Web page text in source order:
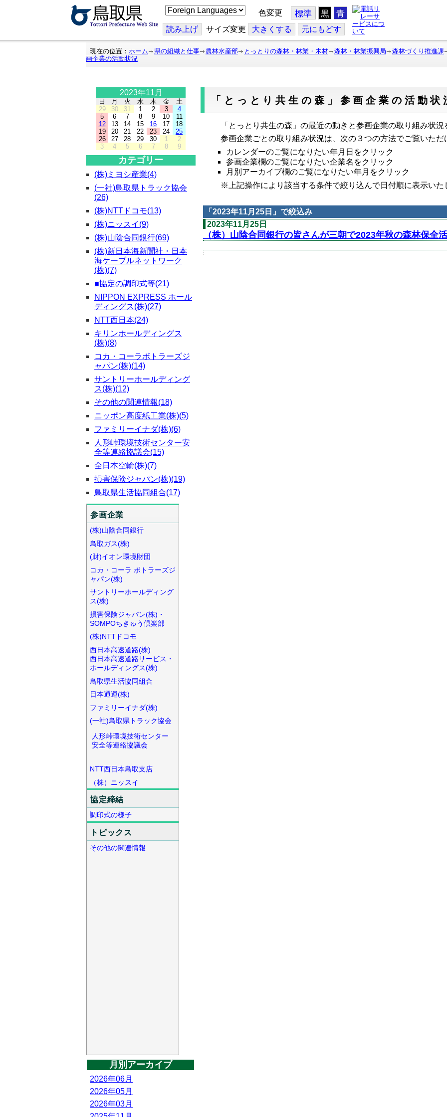
こ
の
ジ
を
翻
色変更 標準 黒 青
読み上げ サイズ変更 大きくする 元にもどす
現在の位置： ホーム 県の組織と仕事 農林水産部 とっとりの森林・林業・木材 森林・林業振興局 森林づくり推進課
画企業の活動状況
2023年11月
日 月 火 水 木 金
土
29
30 31 1 2 3
4
5
6 7 8 9 10
11
12
13 14 15 16 17
18
19
20 21 22 23 24
25
26
27 28 29 30 1
2
3
4 5 6 7 8 9
カテゴリー
(株)ミヨシ産業(4)
(一社)鳥取県トラック協会
(26)
(株)NTTドコモ(13)
(株)ニッスイ(9)
(株)山陰合同銀行(69)
(株)新日本海新聞社・日本
海ケーブルネットワーク
(株)(7)
■協定の調印式等(21)
NIPPON EXPRESS ホール
ディングス(株)(27)
NTT西日本(24)
キリンホールディングス
(株)(8)
コカ・コーラボトラーズジ
ャパン(株)(14)
サントリーホールディング
ス(株)(12)
その他の関連情報(18)
ニッポン高度紙工業(株)(5)
ファミリーイナダ(株)(6)
人形峠環境技術センター安
全等連絡協議会(15)
全日本空輸(株)(7)
損害保険ジャパン(株)(19)
鳥取県生活協同組合(17)
参画企業
(株)山陰合同銀行
鳥取ガス(株)
(財)イオン環境財団
コカ・コーラ ボトラーズジ
ャパン(株)
サントリーホールディング
ス(株)
損害保険ジャパン(株)・
SOMPOちきゅう倶楽部
(株)NTTドコモ
西日本高速道路(株)
西日本高速道路サービス・
ホールディングス(株)
鳥取県生活協同組合
日本通運(株)
ファミリーイナダ(株)
(一社)鳥取県トラック協会
人形峠環境技術センター
安全等連絡協議会
NTT西日本鳥取支店
（株）ニッスイ
協定締結
調印式の様子
トピックス
その他の関連情報
月別アーカイブ
2026年06月
2026年05月
2026年03月
「とっとり共生の森」参画企業の活動状
「とっとり共生の森」の最近の動きと参画企業の取り組み状況
参画企業ごとの取り組み状況は、次の３つの方法でご覧いただ
カレンダーのご覧になりたい年月日をクリック
参画企業欄のご覧になりたい企業名をクリック
月別アーカイブ欄のご覧になりたい年月をクリック
※上記操作により該当する条件で絞り込んで日付順に表示い
「 2023年11月25日 」で絞込み
2023年11月25日
（株）山陰合同銀行の皆さんが三朝で2023年秋の森林保全
: